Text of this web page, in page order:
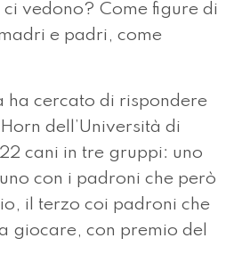
vedono? Come figure di
e padri, come
ha cercato di rispondere
dell’Università di
cani in tre gruppi: uno
con i padroni che però
il terzo coi padroni che
giocare, con premio del